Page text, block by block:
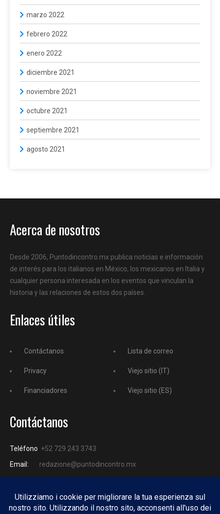
marzo 2022
febrero 2022
enero 2022
diciembre 2021
noviembre 2021
octubre 2021
septiembre 2021
agosto 2021
Acerca de nosotros
Desde 2006, Puntodincontro.mx publica noticias e información
de interés para los italianos en México, los mexicanos en Italia y
cualquier persona interesada en los eventos que vinculan la
historia y las relaciones de estos dos países.
Enlaces útiles
Contáctanos
Privacy
Financiadores
Lista de correo
Viejo sitio (IT)
Viejo sitio (ES)
Contáctanos
Teléfono +52 729 243 3743
Email:
redazione@puntodincontro.mx
PUNTODINCONTRO